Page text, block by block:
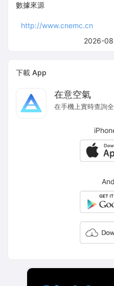
2026-
數據來源
http://www.cnemc.cn
下載 App
在意空氣
在手機上實時查詢